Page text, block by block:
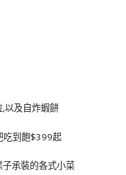
以及自炸蝦餅
承裝的各式小菜